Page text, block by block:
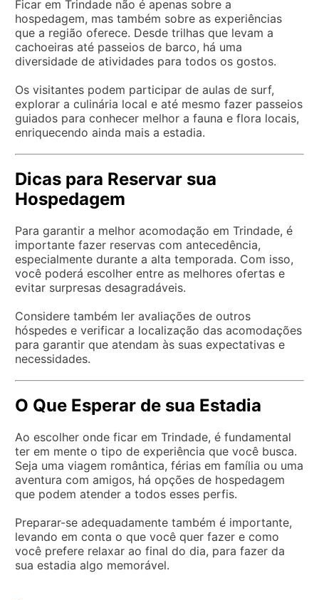
Ficar em Trindade não é apenas sobre a
hospedagem, mas também sobre as experiências
que a região oferece. Desde trilhas que levam a
cachoeiras até passeios de barco, há uma
diversidade de atividades para todos os gostos.
Os visitantes podem participar de aulas de surf,
explorar a culinária local e até mesmo fazer passeios
guiados para conhecer melhor a fauna e flora locais,
enriquecendo ainda mais a estadia.
Dicas para Reservar sua
Hospedagem
Para garantir a melhor acomodação em Trindade, é
importante fazer reservas com antecedência,
especialmente durante a alta temporada. Com isso,
você poderá escolher entre as melhores ofertas e
evitar surpresas desagradáveis.
Considere também ler avaliações de outros
hóspedes e verificar a localização das acomodações
para garantir que atendam às suas expectativas e
necessidades.
O Que Esperar de sua Estadia
Ao escolher onde ficar em Trindade, é fundamental
ter em mente o tipo de experiência que você busca.
Seja uma viagem romântica, férias em família ou uma
aventura com amigos, há opções de hospedagem
que podem atender a todos esses perfis.
Preparar-se adequadamente também é importante,
levando em conta o que você quer fazer e como
você prefere relaxar ao final do dia, para fazer da
sua estadia algo memorável.